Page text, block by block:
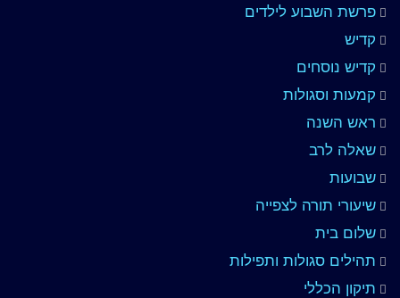
פרשת השבוע לילדים
קדיש
קדיש נוסחים
קמעות וסגולות
ראש השנה
שאלה לרב
שבועות
שיעורי תורה לצפייה
שלום בית
תהילים סגולות ותפילות
תיקון הכללי